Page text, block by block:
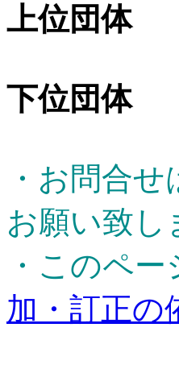
上位団体
下位団体
・お問合せ
お願い致し
・このペ
加・訂正の